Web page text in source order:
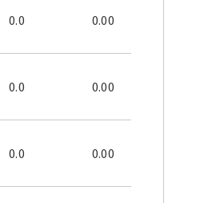
0.0 0.00
0.0 0.00
0.0 0.00